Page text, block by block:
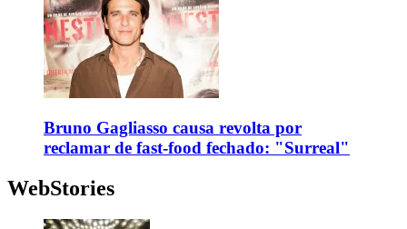
Bruno Gagliasso causa revolta por
reclamar de fast-food fechado: "Surreal"
WebStories